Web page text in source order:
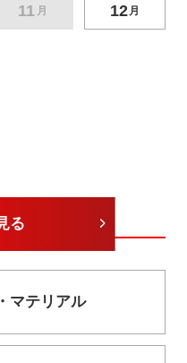
11 月 12 月
る
マテリアル